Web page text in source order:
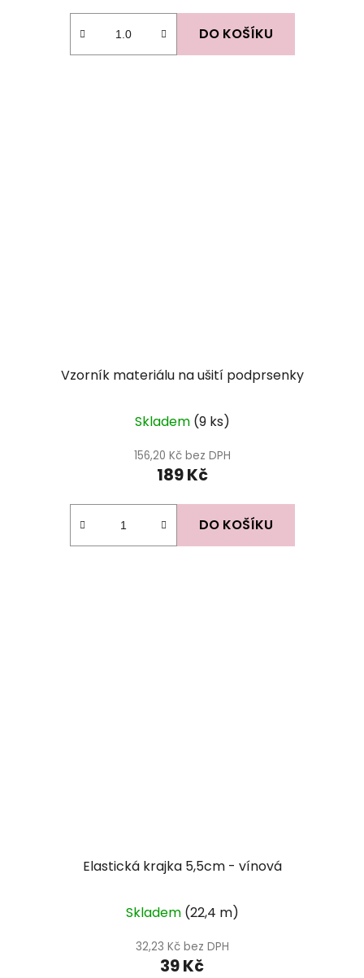
DO KOŠÍKU
Vzorník materiálu na ušití podprsenky
Skladem (9 ks)
156,20 Kč bez DPH
189 Kč
DO KOŠÍKU
Elastická krajka 5,5cm - vínová
Skladem (22,4 m)
32,23 Kč bez DPH
39 Kč